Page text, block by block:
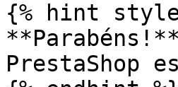
{% hint
PrestaShop